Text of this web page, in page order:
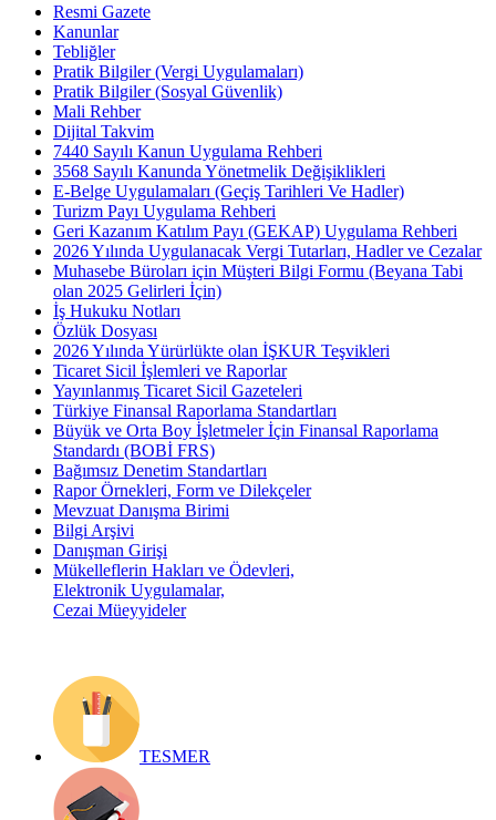
Resmi Gazete
Kanunlar
Tebliğler
Pratik Bilgiler (Vergi Uygulamaları)
Pratik Bilgiler (Sosyal Güvenlik)
Mali Rehber
Dijital Takvim
7440 Sayılı Kanun Uygulama Rehberi
3568 Sayılı Kanunda Yönetmelik Değişiklikleri
E-Belge Uygulamaları (Geçiş Tarihleri Ve Hadler)
Turizm Payı Uygulama Rehberi
Geri Kazanım Katılım Payı (GEKAP) Uygulama Rehberi
2026 Yılında Uygulanacak Vergi Tutarları, Hadler ve Cezalar
Muhasebe Büroları için Müşteri Bilgi Formu (Beyana Tabi
olan 2025 Gelirleri İçin)
İş Hukuku Notları
Özlük Dosyası
2026 Yılında Yürürlükte olan İŞKUR Teşvikleri
Ticaret Sicil İşlemleri ve Raporlar
Yayınlanmış Ticaret Sicil Gazeteleri
Türkiye Finansal Raporlama Standartları
Büyük ve Orta Boy İşletmeler İçin Finansal Raporlama
Standardı (BOBİ FRS)
Bağımsız Denetim Standartları
Rapor Örnekleri, Form ve Dilekçeler
Mevzuat Danışma Birimi
Bilgi Arşivi
Danışman Girişi
Mükelleflerin Hakları ve Ödevleri,
Elektronik Uygulamalar,
Cezai Müeyyideler
TESMER